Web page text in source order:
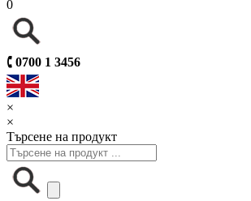
0
🕻 0700 1 3456
×
×
Търсене на продукт